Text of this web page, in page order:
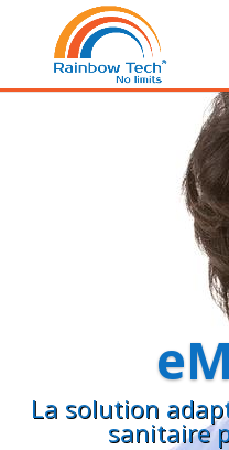
La solution
sanitaire